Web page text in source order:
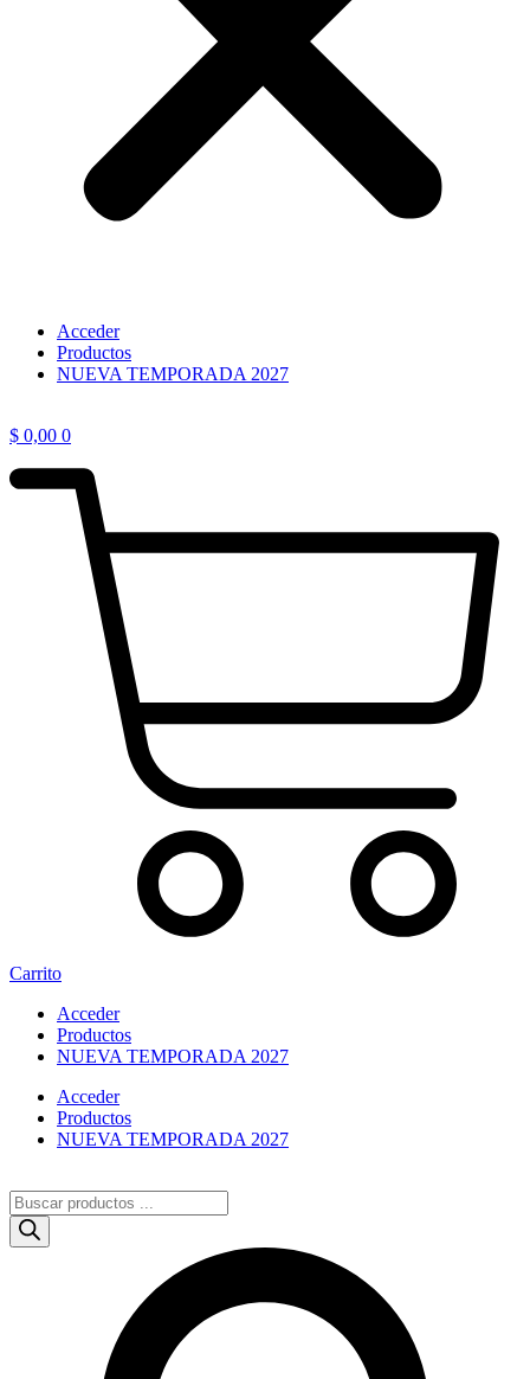
Acceder
Productos
NUEVA TEMPORADA 2027
$ 0,00 0
Carrito
Acceder
Productos
NUEVA TEMPORADA 2027
Acceder
Productos
NUEVA TEMPORADA 2027
Búsqueda
de
productos